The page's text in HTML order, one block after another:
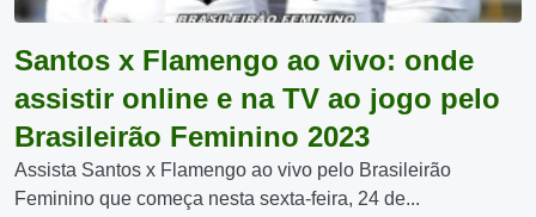
Santos x Flamengo ao vivo: onde
assistir online e na TV ao jogo pelo
Brasileirão Feminino 2023
Assista Santos x Flamengo ao vivo pelo Brasileirão
Feminino que começa nesta sexta-feira, 24 de...